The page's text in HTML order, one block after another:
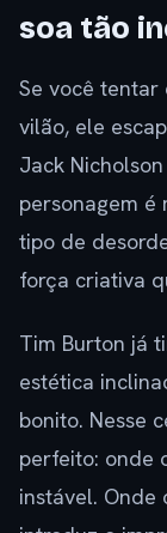
soa tão
Se você tentar
vilão, ele
Jack
personagem é
tipo de
força criativa
Tim Burton já
estética
bonito. Nesse
perfeito: onde
instável. Onde